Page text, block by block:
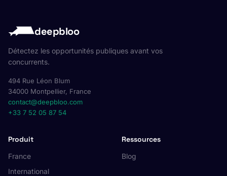
deepbloo
Détectez les opportunités publiques avant vos
concurrents.
494 Rue Léon Blum
34000 Montpellier, France
contact@deepbloo.com
+33 7 52 05 87 54
Produit
France
International
Ressources
Blog